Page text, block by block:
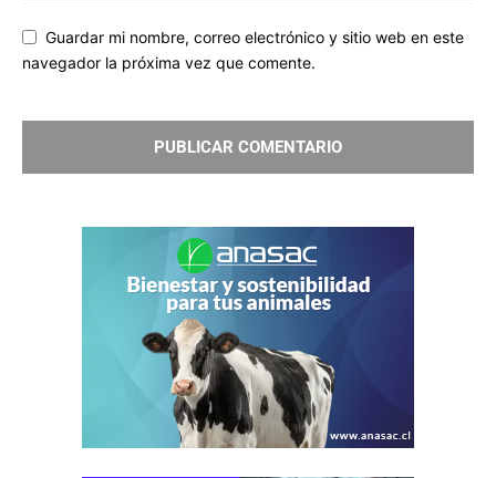
Guardar mi nombre, correo electrónico y sitio web en este
navegador la próxima vez que comente.